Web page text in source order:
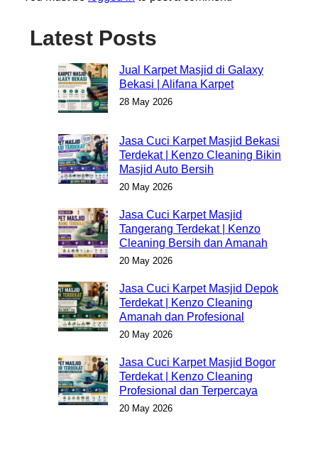
Latest Posts
Jual Karpet Masjid di Galaxy
Bekasi | Alifana Karpet
28 May 2026
Jasa Cuci Karpet Masjid Bekasi
Terdekat | Kenzo Cleaning Bikin
Masjid Auto Bersih
20 May 2026
Jasa Cuci Karpet Masjid
Tangerang Terdekat | Kenzo
Cleaning Bersih dan Amanah
20 May 2026
Jasa Cuci Karpet Masjid Depok
Terdekat | Kenzo Cleaning
Amanah dan Profesional
20 May 2026
Jasa Cuci Karpet Masjid Bogor
Terdekat | Kenzo Cleaning
Profesional dan Terpercaya
20 May 2026